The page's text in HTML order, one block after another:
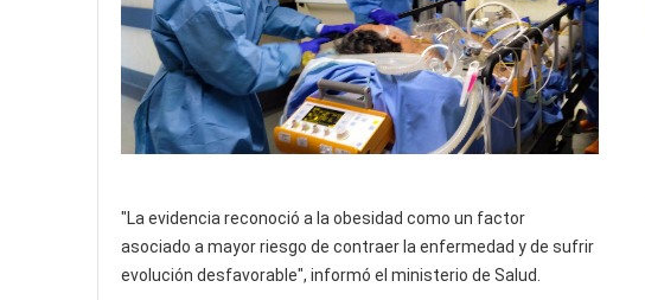
"La evidencia reconoció a la obesidad como un factor
asociado a mayor riesgo de contraer la enfermedad y de sufrir
evolución desfavorable", informó el ministerio de Salud.